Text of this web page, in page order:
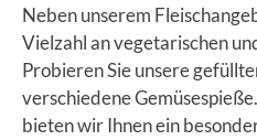
Neben unserem
Vielzahl an vegetarischen
Probieren Sie unsere
verschiedene
bieten wir Ihnen ein